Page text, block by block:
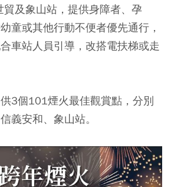
及象山站，提供身障者、孕
童或其他行動不便者優先通行，
車站人員引導，改搭電扶梯或走
3個101煙火最佳觀賞點，分別
義安和、象山站。